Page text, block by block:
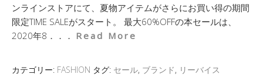
ンラインストアにて、夏物アイテムがさらにお買い得の期間
限定TIME SALEがスタート。 最大60%OFFの本セールは、
2020年8．．． Read More
カテゴリー: FASHION タグ: セール, ブランド, リーバイス